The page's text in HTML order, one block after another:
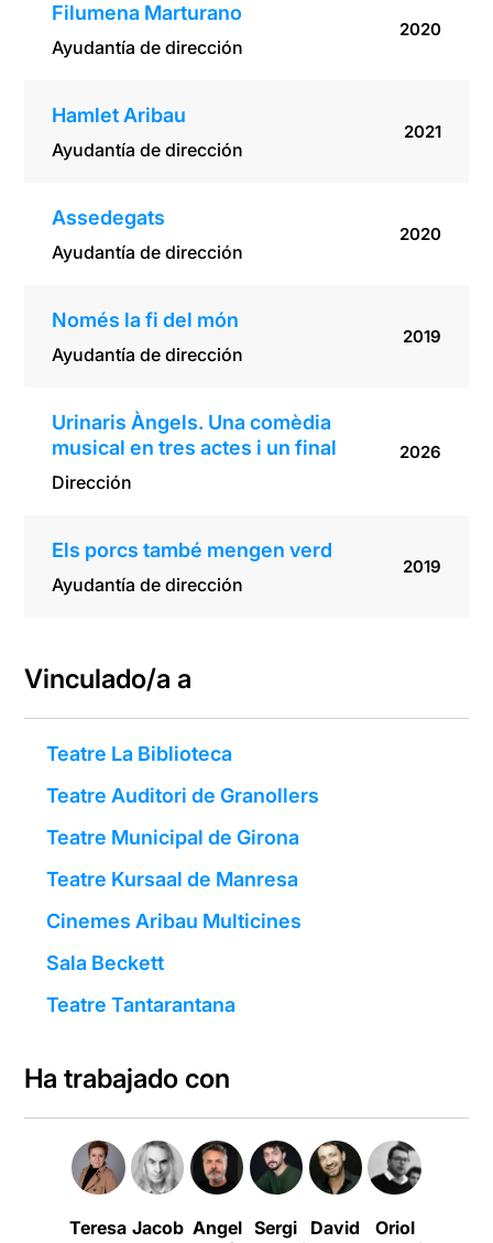
Filumena Marturano
Ayudantía de dirección
2020
Hamlet Aribau
Ayudantía de dirección
2021
Assedegats
Ayudantía de dirección
2020
Només la fi del món
Ayudantía de dirección
2019
Urinaris Àngels. Una comèdia
musical en tres actes i un final
Dirección
2026
Els porcs també mengen verd
Ayudantía de dirección
2019
Vinculado/a a
Teatre La Biblioteca
Teatre Auditori de Granollers
Teatre Municipal de Girona
Teatre Kursaal de Manresa
Cinemes Aribau Multicines
Sala Beckett
Teatre Tantarantana
Ha trabajado con
Teresa Jacob Angel Sergi
David
Oriol